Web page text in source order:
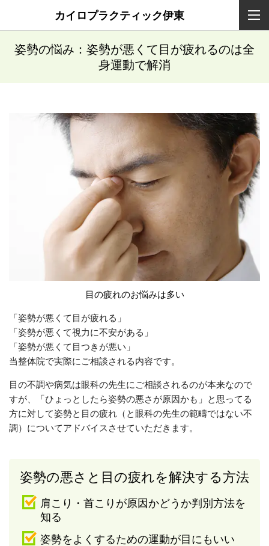
カイロプラクティック伊東
姿勢の悩み：姿勢が悪くて目が疲れるのは全
身運動で解消
目の疲れのお悩みは多い
「姿勢が悪くて目が疲れる」
「姿勢が悪くて視力に不安がある」
「姿勢が悪くて目つきが悪い」
当整体院で実際にご相談される内容です。
目の不調や病気は眼科の先生にご相談されるのが本来なので
すが、「ひょっとしたら姿勢の悪さが原因かも」と思ってる
方に対して姿勢と目の疲れ（と眼科の先生の範疇ではない不
調）についてアドバイスさせていただきます。
姿勢の悪さと目の疲れを解決する方法
肩こり・首こりが原因かどうか判別方法を
知る
姿勢をよくするための運動が目にもいい